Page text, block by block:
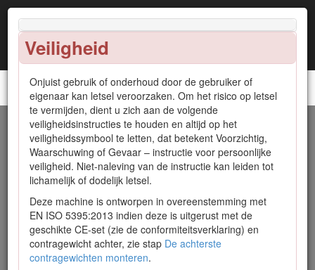
Veiligheid
Onjuist gebruik of onderhoud door de gebruiker of
eigenaar kan letsel veroorzaken. Om het risico op letsel
te vermijden, dient u zich aan de volgende
veiligheidsinstructies te houden en altijd op het
veiligheidssymbool te letten, dat betekent Voorzichtig,
Waarschuwing of Gevaar – instructie voor persoonlijke
veiligheid. Niet-naleving van de instructie kan leiden tot
lichamelijk of dodelijk letsel.
Deze machine is ontworpen in overeenstemming met
EN ISO 5395:2013 indien deze is uitgerust met de
geschikte CE-set (zie de conformiteitsverklaring) en
contragewicht achter, zie stap De achterste
contragewichten monteren.
Groundsmaster® 3280-D tractie-eenheid
Inleiding
Deze machine is een multifunctionele machine bedoeld voor
gebruik door professionele bestuurders in commerciële
het maaien van gras van goed onderhouden gazons in
parken, golfbanen, sportvelden en terreinen die voor
commerciële doeleinden gebruikt worden.
Important: Om de veiligheid en de prestaties van deze